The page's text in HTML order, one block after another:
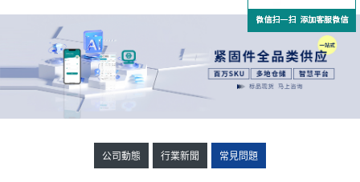
公司動態 行業新聞 常見問題